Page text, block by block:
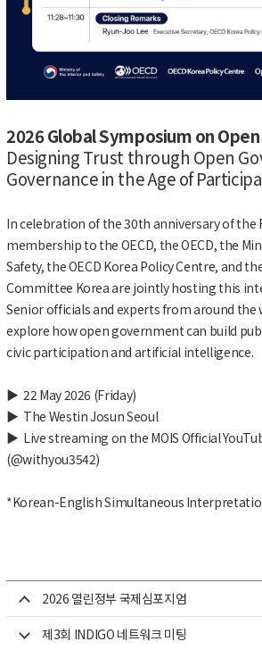
2026 Global Symposium on
Designing Trust through Open
Governance in the Age of
In celebration of the 30th anniversary of the
membership to the OECD, the OECD, the
Safety, the OECD Korea Policy Centre, and
Committee Korea are jointly hosting this
Senior officials and experts from around the
explore how open government can build
civic participation and artificial intelligence.
▶ 22 May 2026 (Friday)
▶ The Westin Josun Seoul
▶ Live streaming on the MOIS Official
(@withyou3542)
*Korean-English Simultaneous
2026 열린정부 국제심포지엄
제3회 INDIGO 네트워크 미팅